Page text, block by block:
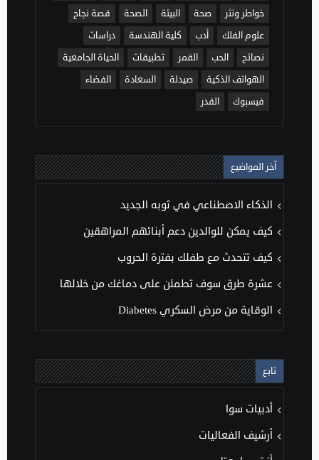
خواطر ونثر
صحة البيئة الصحة
قصة نجاح
علوم الفلك
أدب كلية الهندسة
دراسات
نصائح
الحب القمر تطبيقات
الحياة الجامعية
الهواتف الذكية
صيدلة السعادة
الفضاء
فيسبوك
القدر
آخر المواضيع
الذكاء الاصطناعي في ثوبه الجديد
كيف يمكن للوالدين دعم أبنائهم المراهقين
كيف تتحدث مع طفلك بفترة الحروب
عشرة طرق سوف تطمئن على دماغك من خلالها
الوقاية من مرض السكري Diabetes
تابع
أدبيات سوا
أرشيف الفعاليات